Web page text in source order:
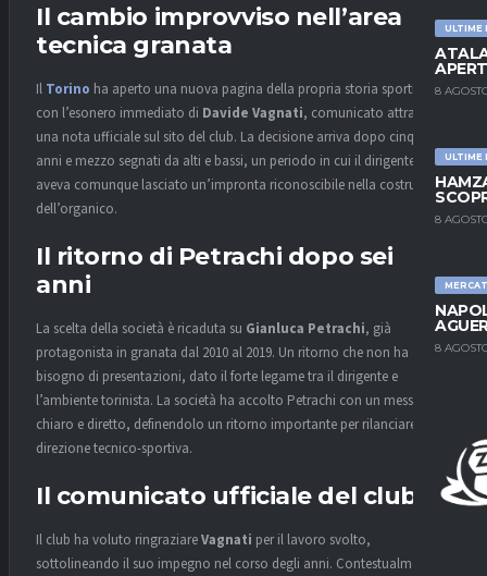
ULTIME
8
ULTIME
8
8
Il cambio improvviso nell’area
tecnica granata
Il Torino ha aperto una nuova pagina della propria storia sportiva
con l’esonero immediato di Davide Vagnati, comunicato attraverso
una nota ufficiale sul sito del club. La decisione arriva dopo cinque
anni e mezzo segnati da alti e bassi, un periodo in cui il dirigente
aveva comunque lasciato un’impronta riconoscibile nella costruzione
dell’organico.
Il ritorno di Petrachi dopo sei
anni
La scelta della società è ricaduta su Gianluca Petrachi, già
protagonista in granata dal 2010 al 2019. Un ritorno che non ha
bisogno di presentazioni, dato il forte legame tra il dirigente e
l’ambiente torinista. La società ha accolto Petrachi con un messaggio
chiaro e diretto, definendolo un ritorno importante per rilanciare la
direzione tecnico-sportiva.
Il comunicato ufficiale del club
Il club ha voluto ringraziareVagnati per il lavoro svolto,
sottolineando il suo impegno nel corso degli anni. Contestualmente,